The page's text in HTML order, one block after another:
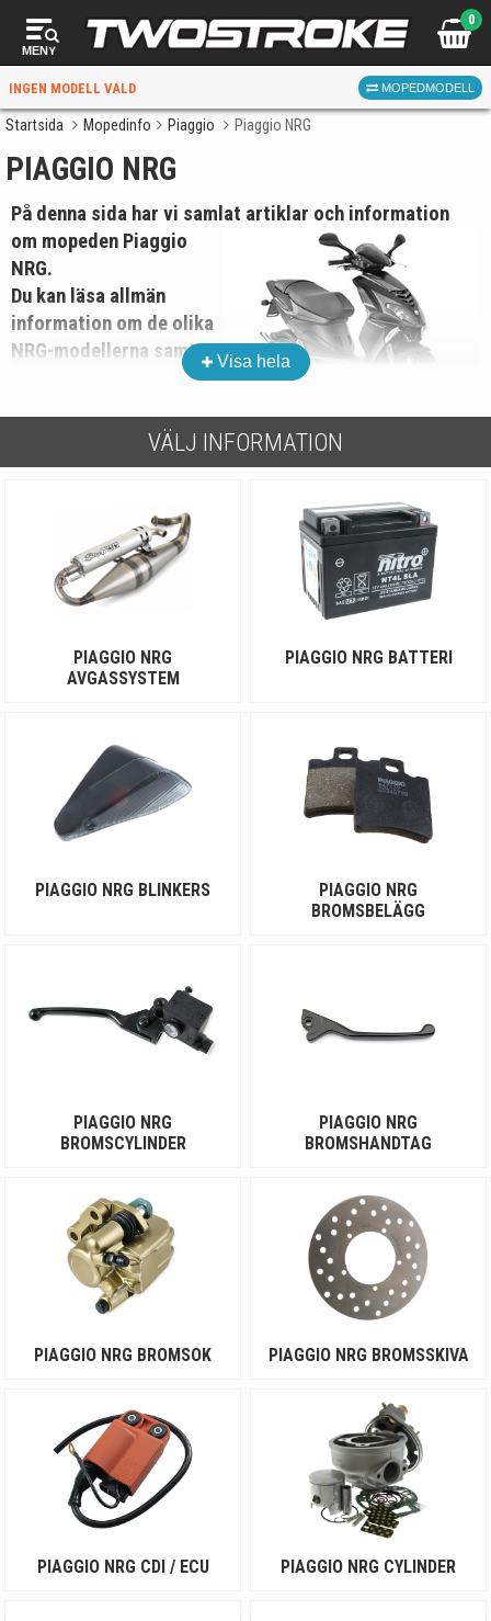
MENY
0
INGEN MODELL VALD MOPEDMODELL
VÄLJ MOPED
VÄLJ
När du valt kommer butiken visa delar för vald moped
och universella produkter.
Startsida Mopedinfo Piaggio Piaggio NRG
PIAGGIO NRG
På denna sida har vi samlat artiklar och information
om mopeden Piaggio
NRG.
Du kan läsa allmän
information om de olika
NRG-modellerna samt
produktkategorierna för
edmodell innan du letar efter delar till din moped.
På så sätt filtreras delar som inte passar bort ur shopen.
Dock så visas även universella delar som alltså inte är
modellanpassade.
Visa hela
VÄLJ INFORMATION
PIAGGIO NRG
AVGASSYSTEM
PIAGGIO NRG BATTERI
PIAGGIO NRG BLINKERS
PIAGGIO NRG
BROMSBELÄGG
PIAGGIO NRG
BROMSCYLINDER
PIAGGIO NRG
BROMSHANDTAG
PIAGGIO NRG BROMSOK PIAGGIO NRG BROMSSKIVA
PIAGGIO NRG CDI / ECU PIAGGIO NRG CYLINDER